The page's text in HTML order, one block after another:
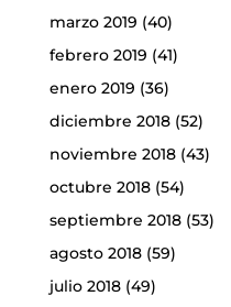
marzo 2019 (40)
febrero 2019 (41)
enero 2019 (36)
diciembre 2018(52)
noviembre 2018(43)
octubre 2018(54)
septiembre 2018(53)
agosto 2018(59)
julio 2018(49)